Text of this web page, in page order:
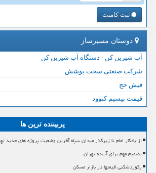
ثبت کامنت
دوستان مسیرساز
آب شیرین کن - دستگاه آب شیرین کن
شرکت صنعتی سخت پوشش
فیش حج
قیمت بیسیم کنوود
پربیننده ترین ها
از یادگار امام تا زیرگذر میدان سپاه آخرین وضعیت پروژه های جدید
تصمیم مهم برای آینده تهران
رکوردشکنی قیمتها در بازار مسکن